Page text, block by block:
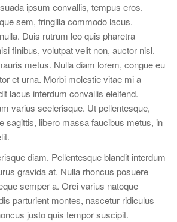
ipsum convallis, tempus eros.
sem, fringilla commodo lacus.
Duis rutrum leo quis pharetra
finibus, volutpat velit non, auctor nisl.
metus. Nulla diam lorem, congue eu
et urna. Morbi molestie vitae mi a
lacus interdum convallis eleifend.
varius scelerisque. Ut pellentesque,
sagittis, libero massa faucibus metus, in
diam. Pellentesque blandit interdum
gravida at. Nulla rhoncus posuere
semper a. Orci varius natoque
parturient montes, nascetur ridiculus
justo quis tempor suscipit.